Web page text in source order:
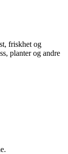
friskhet og
planter og andre